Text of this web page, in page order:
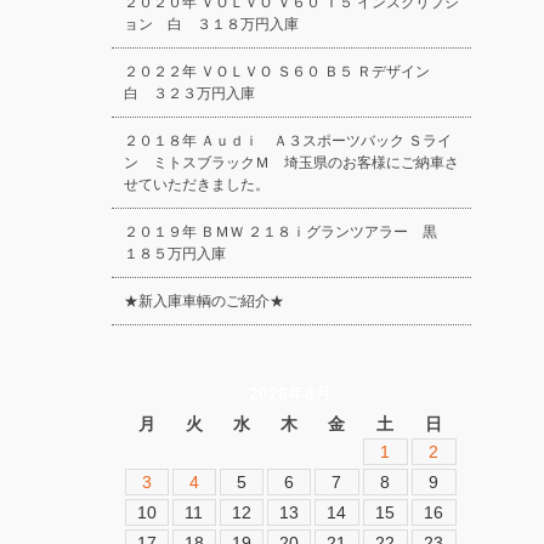
ョン 白 ３１８万円入庫
２０２２年 ＶＯＬＶＯ Ｓ６０ Ｂ５ Ｒデザイン
白 ３２３万円入庫
２０１８年 Ａｕｄｉ Ａ３スポーツバック Ｓライ
ン ミトスブラックＭ 埼玉県のお客様にご納車さ
せていただきました。
２０１９年 ＢＭＷ ２１８ｉグランツアラー 黒
１８５万円入庫
★新入庫車輌のご紹介★
月
火 水 木 金 土
日
1
2
3
4 5 6 7 8
9
10
11 12 13 14 15
16